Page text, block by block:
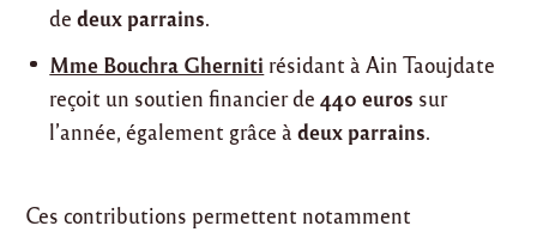
dedeux parrains.
Mme Bouchra Gherniti résidant à Ain Taoujdate
reçoit un soutien financier de440 euros sur
l’année, également grâce àdeux parrains.
Ces contributions permettent notamment